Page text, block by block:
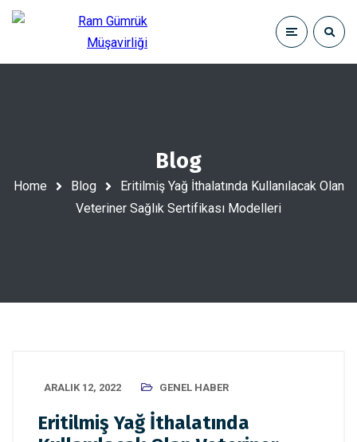
Blog
Home Blog
Eritilmiş Yağ İthalatında Kullanılacak Olan
Veteriner Sağlık Sertifikası Modelleri
ARALIK 12, 2022 GENEL HABER
Eritilmiş Yağ İthalatında